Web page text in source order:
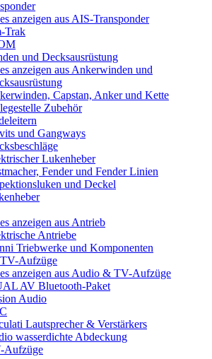
anzeigen aus AIS-Transponder
Trak
und Decksausrüstung
anzeigen aus Ankerwinden und
Capstan, Anker und Kette
Zubehör
und Gangways
Lukenheber
Fender und Fender Linien
und Deckel
anzeigen aus Antrieb
Antriebe
Triebwerke und Komponenten
Aufzüge
anzeigen aus Audio & TV-Aufzüge
AV Bluetooth-Paket
Audio
Lautsprecher & Verstärkers
wasserdichte Abdeckung
Aufzüge